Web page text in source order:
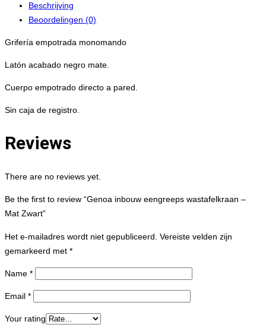
Beschrijving
Beoordelingen (0)
Grifería empotrada monomando
Latón acabado negro mate.
Cuerpo empotrado directo a pared.
Sin caja de registro.
Reviews
There are no reviews yet.
Be the first to review “Genoa inbouw eengreeps wastafelkraan –
Mat Zwart”
Het e-mailadres wordt niet gepubliceerd. Vereiste velden zijn
gemarkeerd met *
Name *
Email *
Your rating